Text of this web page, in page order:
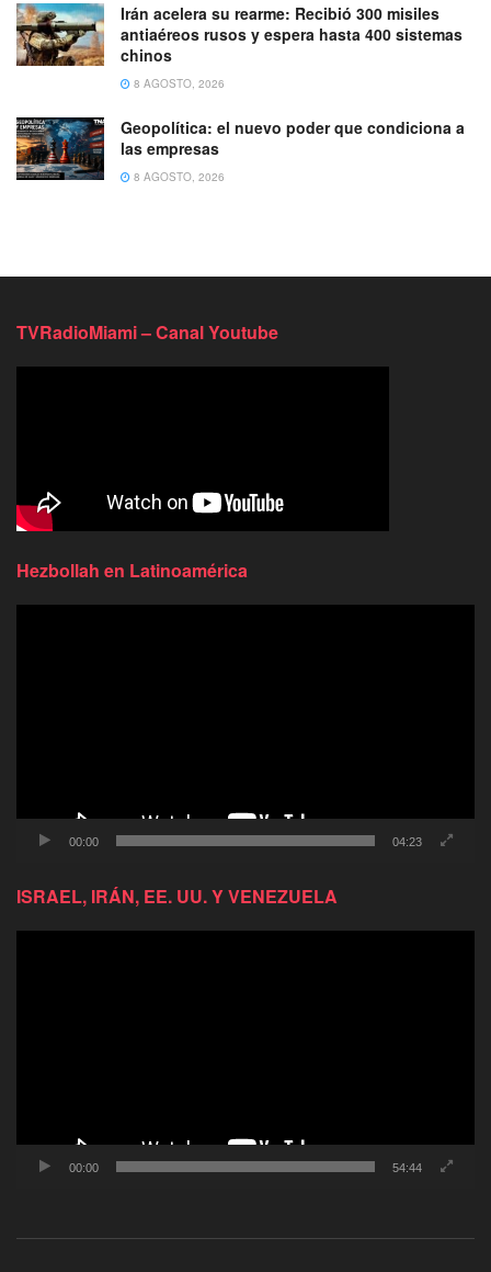
Irán acelera su rearme: Recibió 300 misiles
antiaéreos rusos y espera hasta 400 sistemas
chinos
8 AGOSTO, 2026
Geopolítica: el nuevo poder que condiciona a
las empresas
8 AGOSTO, 2026
TVRadioMiami – Canal Youtube
Hezbollah en Latinoamérica
00:00 04:23
ISRAEL, IRÁN, EE. UU. Y VENEZUELA
00:00 54:44